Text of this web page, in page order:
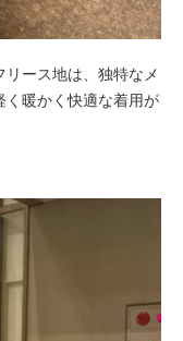
ース地は、独特なメ
く暖かく快適な着用が